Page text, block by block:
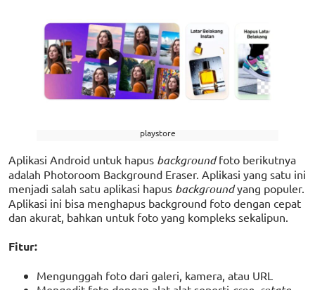
playstore
Aplikasi Android untuk hapus backgroundfoto berikutnya
adalah Photoroom Background Eraser. Aplikasi yang satu ini
menjadi salah satu aplikasi hapus backgroundyang populer.
Aplikasi ini bisa menghapus background foto dengan cepat
dan akurat, bahkan untuk foto yang kompleks sekalipun.
Fitur:
Mengunggah foto dari galeri, kamera, atau URL